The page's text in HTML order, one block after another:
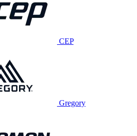
CEP
Gregory